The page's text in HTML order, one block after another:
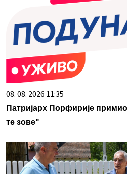
08. 08. 2026 11:35
Патријарх Порфирије
те зове"